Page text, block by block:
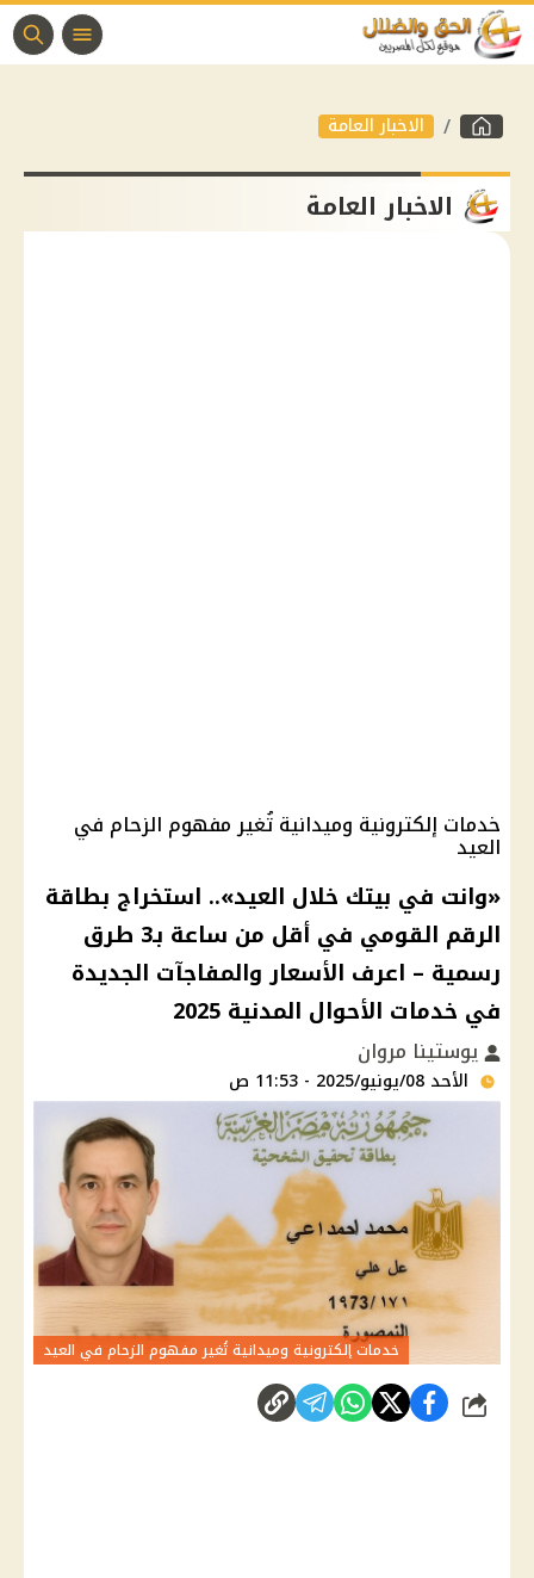
الاخبار العامة
الاخبار العامة
خدمات إلكترونية وميدانية تُغير مفهوم الزحام في
العيد
«وانت في بيتك خلال العيد».. استخراج بطاقة
الرقم القومي في أقل من ساعة بـ3 طرق
رسمية – اعرف الأسعار والمفاجآت الجديدة
في خدمات الأحوال المدنية 2025
يوستينا مروان
الأحد 08/يونيو/2025 - 11:53 ص
خدمات إلكترونية وميدانية تُغير مفهوم الزحام في العيد
شارك